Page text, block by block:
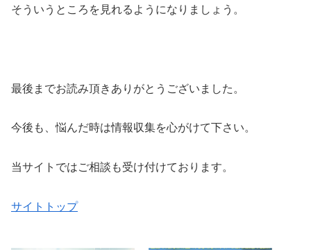
そういうところを見れるようになりましょう。
最後までお読み頂きありがとうございました。
今後も、悩んだ時は情報収集を心がけて下さい。
当サイトではご相談も受け付けております。
サイトトップ